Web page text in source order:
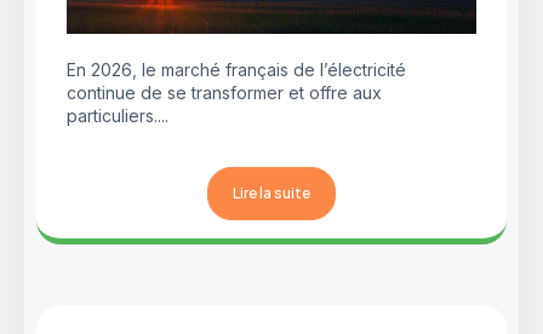
En 2026, le marché français de l’électricité
continue de se transformer et offre aux
particuliers....
Lire la suite